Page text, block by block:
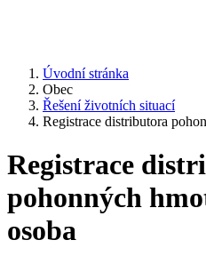
Úvodní stránka
Obec
Řešení životních situací
Registrace distributora
Registrace
pohonných
osoba